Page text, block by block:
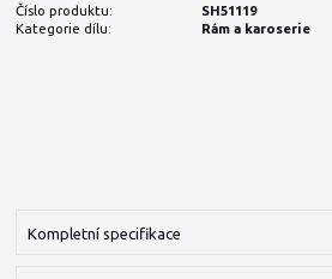
Číslo produktu:
SH51119
Kategorie dílu:
Rám a karoserie
Kompletní specifikace